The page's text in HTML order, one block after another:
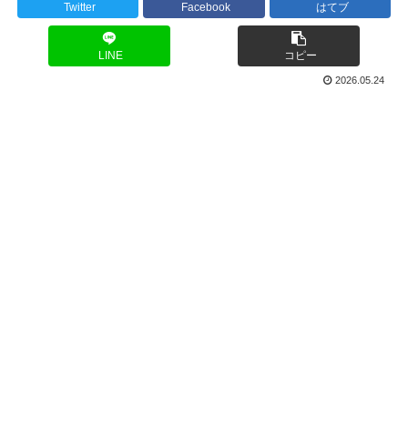
Twitter Facebook はてブ
LINE コピー
2026.05.24